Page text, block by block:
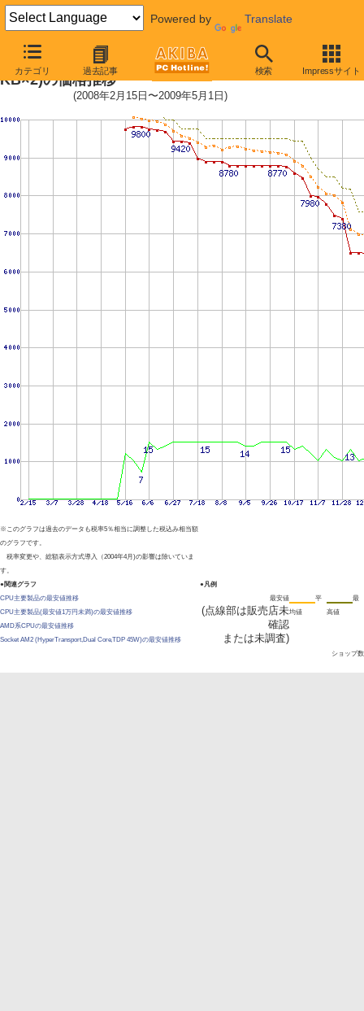
Powered by Translate
カテゴリ 過去記事 検索 Impressサイト
Athlon X2 4850e (2.5GHz,L2 512
KB×2)の価格推移
(2008年2月15日〜2009年5月1日)
※このグラフは過去のデータも税率5％相当に調整した税込み相当額
のグラフです。
税率変更や、総額表示方式導入（2004年4月)の影響は除いていま
す。
●関連グラフ
CPU主要製品の最安値推移
CPU主要製品(最安値1万円未満)の最安値推移
AMD系CPUの最安値推移
Socket AM2 (HyperTransport,Dual Core,TDP 45W)の最安値推移
●凡例
最安値
(点線部は販売店未
確認
または未調査)
平
均値
最
高値
ショップ数